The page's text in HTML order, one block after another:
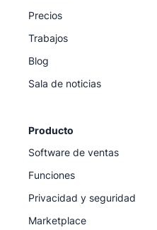
Precios
Trabajos
Blog
Sala de noticias
Producto
Software de ventas
Funciones
Privacidad y seguridad
Marketplace